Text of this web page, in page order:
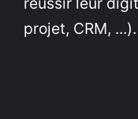
projet, CRM, ...).